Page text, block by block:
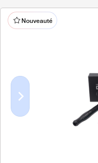
Nouveauté
Previous